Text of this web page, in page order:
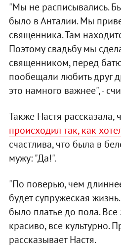
"Мы не расписывались.
было в Анталии. Мы
священника. Там
Поэтому свадьбу мы
священником, перед
пообещали любить друг
это намного важнее", -
Также Настя рассказала,
происходил так, как
счастлива, что была в
мужу: "Да!".
"По поверью, чем
будет супружеская
было платье до пола. Все
красиво, все культурно.
рассказывает Настя.